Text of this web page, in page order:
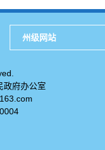
州级网站
府办公室